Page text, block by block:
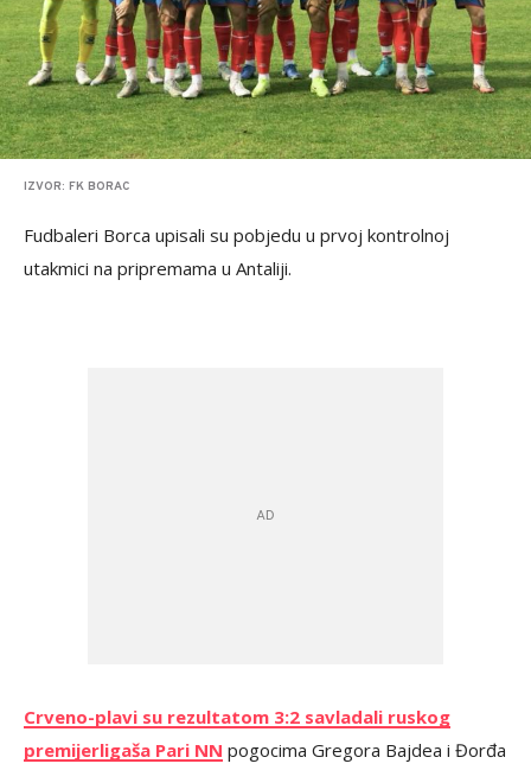
IZVOR: FK BORAC
Fudbaleri Borca upisali su pobjedu u prvoj kontrolnoj
utakmici na pripremama u Antaliji.
Crveno-plavi su rezultatom 3:2 savladali ruskog
premijerligaša Pari NN pogocima Gregora Bajdea i Đorđa